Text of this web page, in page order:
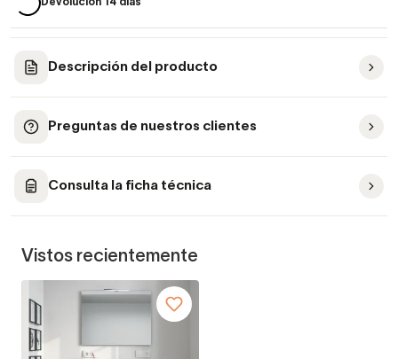
Devolución 14 días
Descripción del producto
Preguntas de nuestros clientes
Consulta la ficha técnica
Vistos recientemente